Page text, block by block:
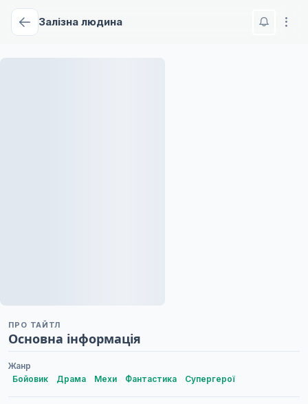
Залізна людина
ПРО ТАЙТЛ
Основна інформація
Жанр
Бойовик
Драма Мехи Фантастика Супергерої